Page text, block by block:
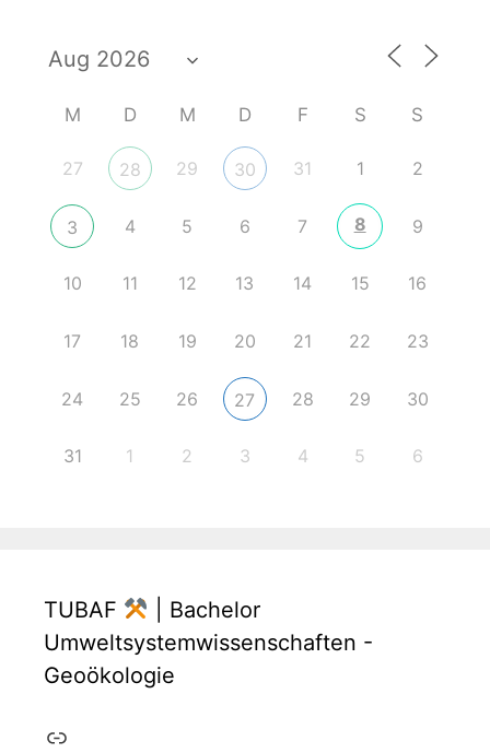
M D M D F S S
27 28 29 30 31 1 2
3 4 5 6 7 8 9
10 11 12 13 14 15 16
17 18 19 20 21 22 23
24 25 26 27 28 29 30
31 1 2 3 4 5 6
TUBAF
| Bachelor
Umweltsystemwissenschaften -
Geoökologie
Link